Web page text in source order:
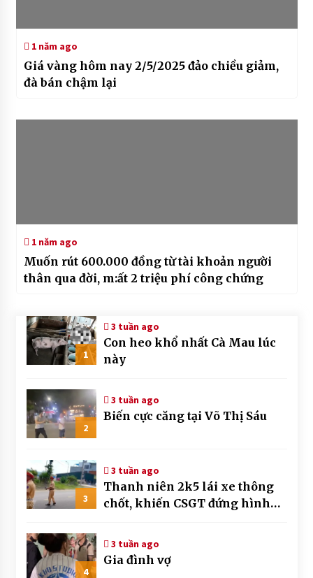
1 năm ago
Giá vàng hôm nay 2/5/2025 đảo chiều giảm,
đà bán chậm lại
1 năm ago
Muốn rút 600.000 đồng từ tài khoản người
thân qua đời, m:ất 2 triệu phí công chứng
1
3 tuần ago
Con heo khổ nhất Cà Mau lúc
này
2
3 tuần ago
Biến cực căng tại Võ Thị Sáu
3
3 tuần ago
Thanh niên 2k5 lái xe thông
chốt, khiến CSGT đứng hình
4
3 tuần ago
Gia đình vợ